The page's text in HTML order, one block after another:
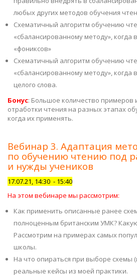
любых других методов обучения
Схематичный алгоритм обучению
«сбалансированному методу», когда
«фониксов»
Схематичный алгоритм обучению
«сбалансированному методу», когда
целого слова.
Бонус: Большое количество примеров
отработки чтения на разных этапах
когда их применять.
Вебинар 3. Адаптация
по обучению чтению под
и нужды учеников
17.07.21, 14:30 - 15:40
На этом вебинаре мы рассмотрим:
Как применить описанные ранее
полноценным британским УМК?
Рассмотрим на примерах самых
школы.
На что опираться при выборе схемы
реальные кейсы из моей практики.